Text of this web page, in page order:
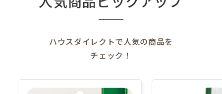
ハウスダイレクトで人気の商品を
チェック！